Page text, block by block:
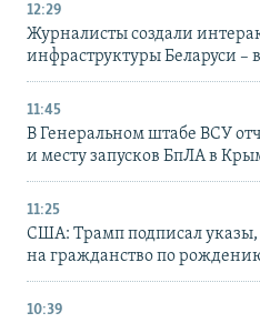
12:29
Журналисты создали
инфраструктуры Беларуси –
11:45
В Генеральном штабе ВСУ
и месту запусков БпЛА в
11:25
США: Трамп подписал
на гражданство по
10:39